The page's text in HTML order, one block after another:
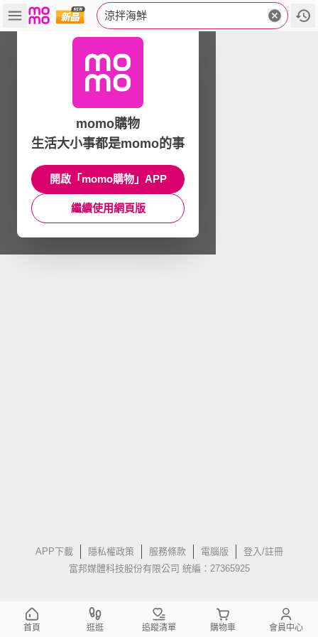
涼拌海鮮
APP下載 隱私權政策 服務條款 電腦版
登入/註冊
富邦媒體科技股份有限公司 統編：27365925
momo購物
生活大小事都是momo的事
開啟「momo購物」APP
繼續使用網頁版
首頁 逛逛 追蹤清單 購物車 會員中心